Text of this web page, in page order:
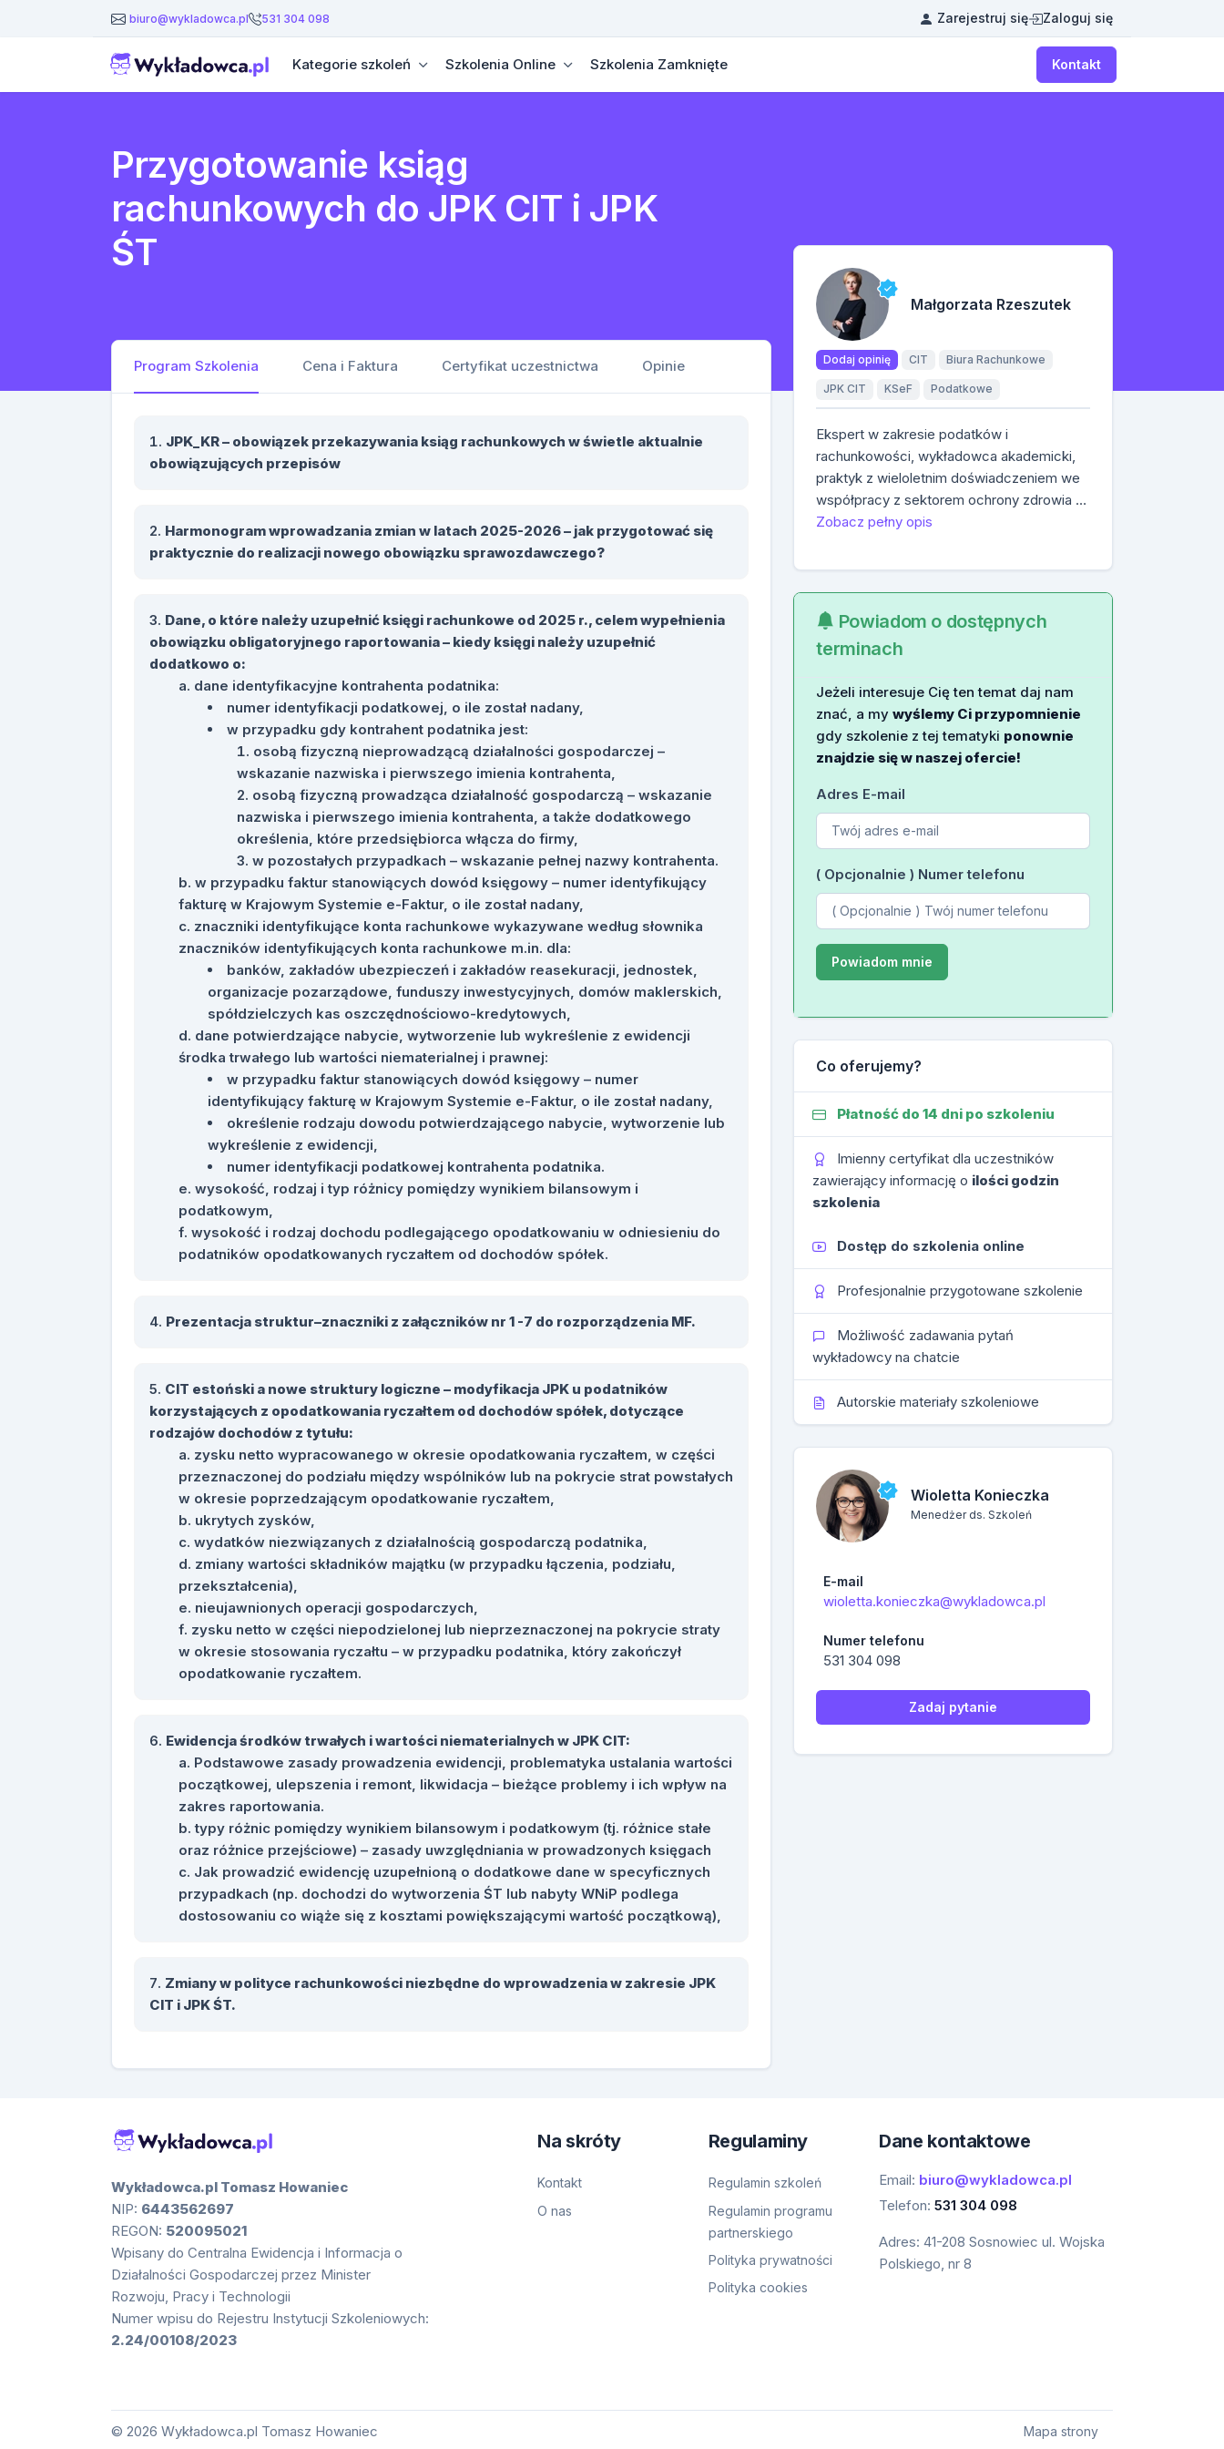
biuro@wykladowca.pl 531 304 098 Zarejestruj się Zaloguj się
Kontakt
Kategorie szkoleń Szkolenia Online Szkolenia Zamknięte
Przygotowanie ksiąg
rachunkowych do JPK CIT i JPK
ŚT
Program Szkolenia Cena i Faktura Certyfikat uczestnictwa Opinie
JPK_KR – obowiązek przekazywania ksiąg rachunkowych w świetle aktualnie
obowiązujących przepisów
Harmonogram wprowadzania zmian w latach 2025-2026 – jak przygotować się
praktycznie do realizacji nowego obowiązku sprawozdawczego?
Dane, o które należy uzupełnić księgi rachunkowe od 2025 r., celem wypełnienia
obowiązku obligatoryjnego raportowania – kiedy księgi należy uzupełnić
dodatkowo o:
dane identyfikacyjne kontrahenta podatnika:
numer identyfikacji podatkowej, o ile został nadany,
w przypadku gdy kontrahent podatnika jest:
osobą fizyczną nieprowadzącą działalności gospodarczej –
wskazanie nazwiska i pierwszego imienia kontrahenta,
osobą fizyczną prowadząca działalność gospodarczą – wskazanie
nazwiska i pierwszego imienia kontrahenta, a także dodatkowego
określenia, które przedsiębiorca włącza do firmy,
w pozostałych przypadkach – wskazanie pełnej nazwy kontrahenta.
w przypadku faktur stanowiących dowód księgowy – numer identyfikujący
fakturę w Krajowym Systemie e-Faktur, o ile został nadany,
znaczniki identyfikujące konta rachunkowe wykazywane według słownika
znaczników identyfikujących konta rachunkowe m.in. dla:
banków, zakładów ubezpieczeń i zakładów reasekuracji, jednostek,
organizacje pozarządowe, funduszy inwestycyjnych, domów maklerskich,
spółdzielczych kas oszczędnościowo-kredytowych,
dane potwierdzające nabycie, wytworzenie lub wykreślenie z ewidencji
środka trwałego lub wartości niematerialnej i prawnej:
w przypadku faktur stanowiących dowód księgowy – numer
identyfikujący fakturę w Krajowym Systemie e-Faktur, o ile został nadany,
określenie rodzaju dowodu potwierdzającego nabycie, wytworzenie lub
wykreślenie z ewidencji,
numer identyfikacji podatkowej kontrahenta podatnika.
wysokość, rodzaj i typ różnicy pomiędzy wynikiem bilansowym i
podatkowym,
wysokość i rodzaj dochodu podlegającego opodatkowaniu w odniesieniu do
podatników opodatkowanych ryczałtem od dochodów spółek.
Prezentacja struktur–znaczniki z załączników nr 1 -7 do rozporządzenia MF.
CIT estoński a nowe struktury logiczne – modyfikacja JPK u podatników
korzystających z opodatkowania ryczałtem od dochodów spółek, dotyczące
rodzajów dochodów z tytułu:
zysku netto wypracowanego w okresie opodatkowania ryczałtem, w części
przeznaczonej do podziału między wspólników lub na pokrycie strat powstałych
w okresie poprzedzającym opodatkowanie ryczałtem,
ukrytych zysków,
wydatków niezwiązanych z działalnością gospodarczą podatnika,
zmiany wartości składników majątku (w przypadku łączenia, podziału,
przekształcenia),
nieujawnionych operacji gospodarczych,
zysku netto w części niepodzielonej lub nieprzeznaczonej na pokrycie straty
w okresie stosowania ryczałtu – w przypadku podatnika, który zakończył
opodatkowanie ryczałtem.
Ewidencja środków trwałych i wartości niematerialnych w JPK CIT:
Podstawowe zasady prowadzenia ewidencji, problematyka ustalania wartości
początkowej, ulepszenia i remont, likwidacja – bieżące problemy i ich wpływ na
zakres raportowania.
typy różnic pomiędzy wynikiem bilansowym i podatkowym (tj. różnice stałe
oraz różnice przejściowe) – zasady uwzględniania w prowadzonych księgach
Jak prowadzić ewidencję uzupełnioną o dodatkowe dane w specyficznych
przypadkach (np. dochodzi do wytworzenia ŚT lub nabyty WNiP podlega
dostosowaniu co wiąże się z kosztami powiększającymi wartość początkową),
Zmiany w polityce rachunkowości niezbędne do wprowadzenia w zakresie JPK
CIT i JPK ŚT.
Małgorzata Rzeszutek
Dodaj opinię CIT Biura Rachunkowe
JPK CIT KSeF Podatkowe
Ekspert w zakresie podatków i
rachunkowości, wykładowca akademicki,
praktyk z wieloletnim doświadczeniem we
współpracy z sektorem ochrony zdrowia …
Zobacz pełny opis
Powiadom o dostępnych
terminach
Jeżeli interesuje Cię ten temat daj nam
znać, a mywyślemy Ci przypomnienie
gdy szkolenie z tej tematyki ponownie
znajdzie się w naszej ofercie!
Adres E-mail
( Opcjonalnie ) Numer telefonu
Co oferujemy?
Płatność do 14 dni po szkoleniu
Imienny certyfikat dla uczestników
zawierający informację o ilości godzin
szkolenia
Dostęp do szkolenia online
Profesjonalnie przygotowane szkolenie
Możliwość zadawania pytań
wykładowcy na chatcie
Autorskie materiały szkoleniowe
Wioletta Konieczka
Menedżer ds. Szkoleń
E-mail
wioletta.konieczka@wykladowca.pl
Numer telefonu
531 304 098
Zadaj pytanie
Wykładowca.pl Tomasz Howaniec
NIP: 6443562697
REGON: 520095021
Wpisany do Centralna Ewidencja i Informacja o
Działalności Gospodarczej przez Minister
Rozwoju, Pracy i Technologii
Numer wpisu do Rejestru Instytucji Szkoleniowych:
2.24/00108/2023
Na skróty
Kontakt
O nas
Regulaminy
Regulamin szkoleń
Regulamin programu
partnerskiego
Polityka prywatności
Polityka cookies
Dane kontaktowe
Email: biuro@wykladowca.pl
Telefon: 531 304 098
Adres: 41-208 Sosnowiec ul. Wojska
Polskiego, nr 8
© 2026 Wykładowca.pl Tomasz Howaniec Mapa strony